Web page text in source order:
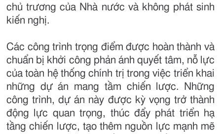
chủ trương của Nhà nước và không phát sinh
kiến nghị.
Các công trình trọng điểm được hoàn thành và
chuẩn bị khởi công phản ánh quyết tâm, nỗ lực
của toàn hệ thống chính trị trong việc triển khai
những dự án mang tầm chiến lược. Những
công trình, dự án này được kỳ vọng trở thành
động lực quan trọng, thúc đẩy phát triển hạ
tầng chiến lược, tạo thêm nguồn lực mạnh mẽ